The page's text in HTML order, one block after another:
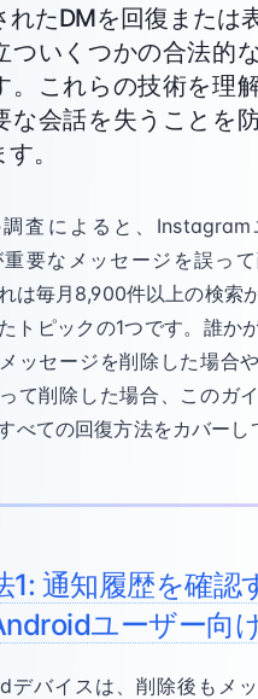
れたDMを回復または
ついくつかの合法的
。これらの技術を理
な会話を失うことを
。
査によると、
要なメッセージを誤っ
は毎月8,900件以上の検索
トピックの1つです。誰か
ッセージを削除した場合
て削除した場合、このガ
べての回復方法をカバーし
1: 通知履歴を確認
ユーザー向け
デバイスは、削除後もメ